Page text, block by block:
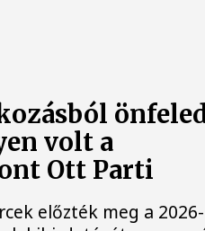
volt a
Ott Parti
előzték meg a